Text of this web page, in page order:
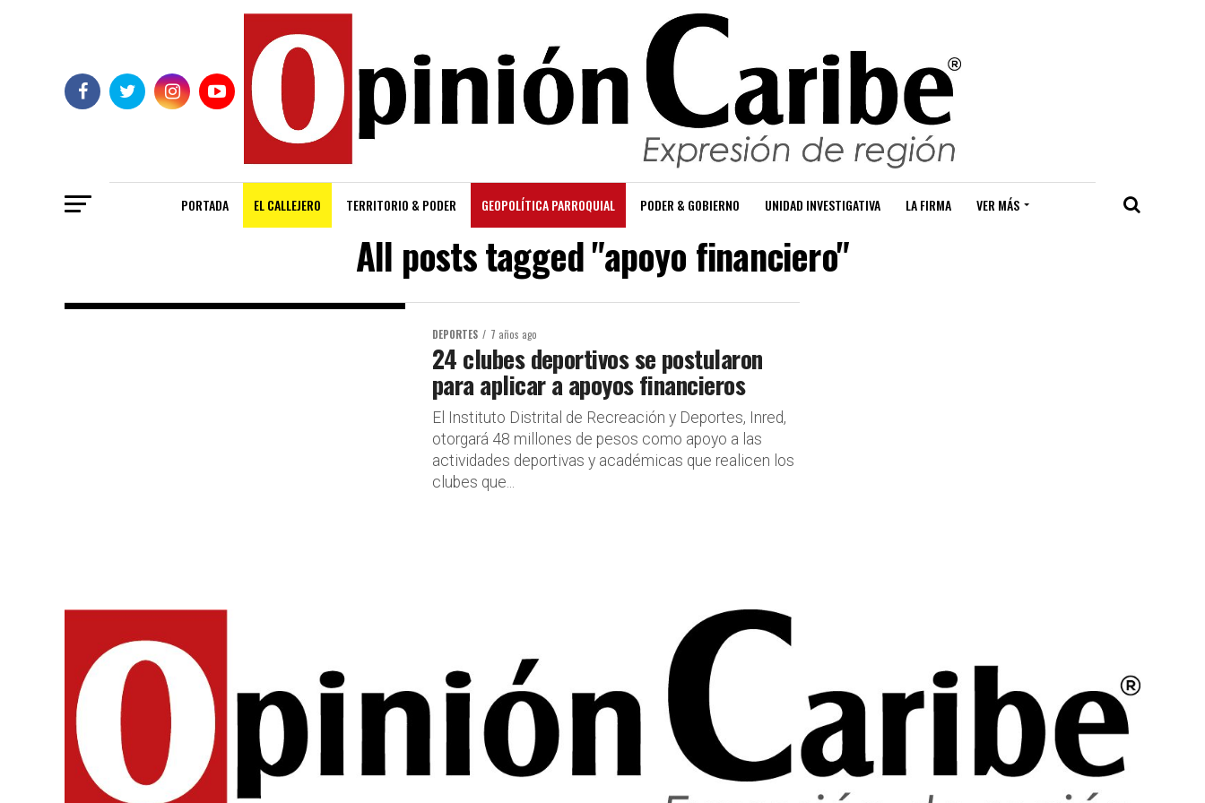
PORTADA EL CALLEJERO TERRITORIO & PODER GEOPOLÍTICA PARROQUIAL PODER & GOBIERNO UNIDAD INVESTIGATIVA LA FIRMA VER MÁS
All posts tagged "apoyo financiero"
DEPORTES 7 años ago
24 clubes deportivos se postularon
para aplicar a apoyos financieros
El Instituto Distrital de Recreación y Deportes, Inred,
otorgará 48 millones de pesos como apoyo a las
actividades deportivas y académicas que realicen los
clubes que...